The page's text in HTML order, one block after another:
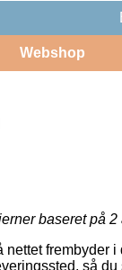
Webshop
baseret på 2
frembyder
så